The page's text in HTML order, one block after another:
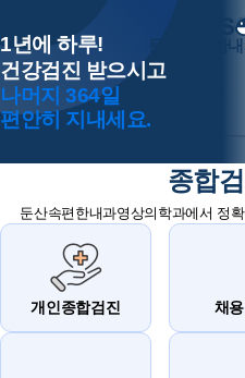
둔산속편한
1년에 하루!
건강검진 받으시고
나머지 364일
편안히 지내세요.
종합
둔산속편한내과영상의학과에서 정
개인종합검진 채